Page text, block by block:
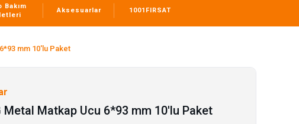
Bakım
Aksesuarlar 1001FIRSAT
mm 10'lu Paket
Metal Matkap Ucu 6*93 mm 10'lu Paket